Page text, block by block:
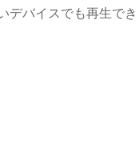
バイスでも再生でき